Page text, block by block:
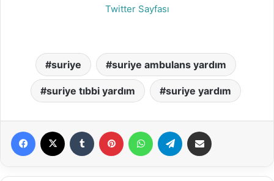
Twitter Sayfası
suriye suriye ambulans yardım
suriye tıbbi yardım suriye yardım